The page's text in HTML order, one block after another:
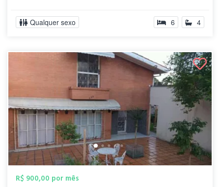
Qualquer sexo 6 4
R$ 900,00 por mês